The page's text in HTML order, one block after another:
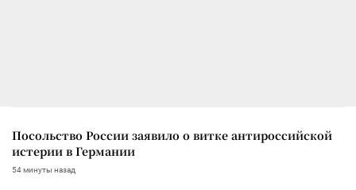
Посольство России заявило о витке антироссийской
истерии в Германии
54 минуты назад